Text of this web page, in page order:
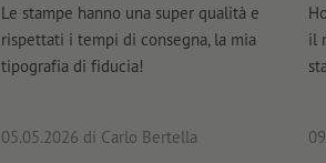
Le stampe hanno una super qualità e
rispettati i tempi di consegna, la mia
tipografia di fiducia!
05.05.2026 di Carlo Bertella
il